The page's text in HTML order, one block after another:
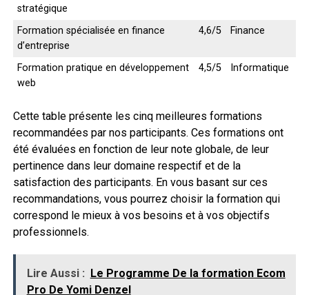
stratégique
Formation spécialisée en finance
d’entreprise
4,6/5 Finance
Formation pratique en développement
web
4,5/5 Informatique
Cette table présente les cinq meilleures formations
recommandées par nos participants. Ces formations ont
été évaluées en fonction de leur note globale, de leur
pertinence dans leur domaine respectif et de la
satisfaction des participants. En vous basant sur ces
recommandations, vous pourrez choisir la formation qui
correspond le mieux à vos besoins et à vos objectifs
professionnels.
Lire Aussi : Le Programme De la formation Ecom
Pro De Yomi Denzel